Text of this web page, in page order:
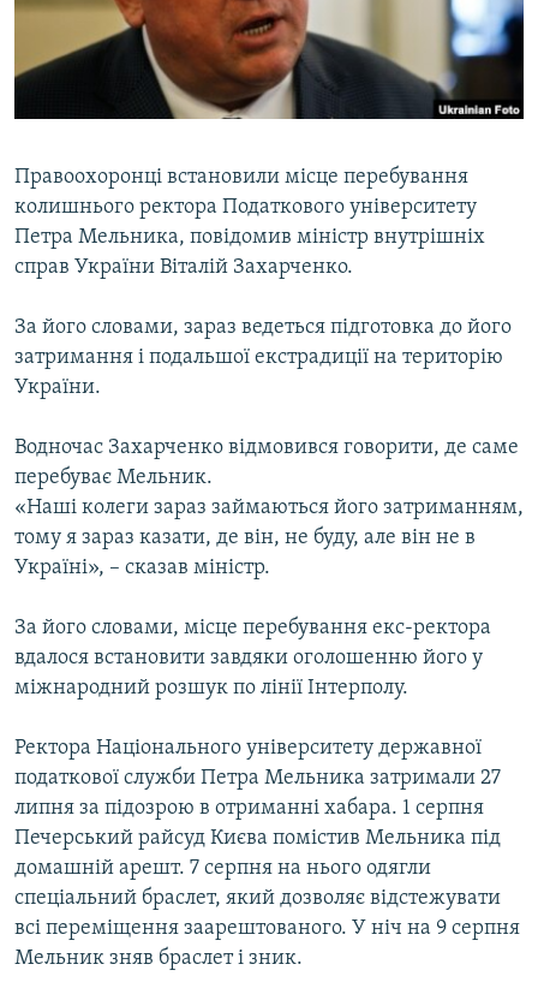
ВІДЕОУРОКИ «ELIFBE»
СВІДЧЕННЯ ОКУПАЦІЇ
УКРАЇНСЬКА ПРОБЛЕМА КРИМУ
Русский
Усі сайти RFE/RL
Правоохоронці встановили місце перебування
колишнього ректора Податкового університету
Петра Мельника, повідомив міністр внутрішніх
справ України Віталій Захарченко.
За його словами, зараз ведеться підготовка до його
затримання і подальшої екстрадиції на територію
України.
Водночас Захарченко відмовився говорити, де саме
перебуває Мельник.
«Наші колеги зараз займаються його затриманням,
тому я зараз казати, де він, не буду, але він не в
Україні», – сказав міністр.
За його словами, місце перебування екс-ректора
вдалося встановити завдяки оголошенню його у
міжнародний розшук по лінії Інтерполу.
Ректора Національного університету державної
податкової служби Петра Мельника затримали 27
липня за підозрою в отриманні хабара. 1 серпня
Печерський райсуд Києва помістив Мельника під
домашній арешт. 7 серпня на нього одягли
спеціальний браслет, який дозволяє відстежувати
всі переміщення заарештованого. У ніч на 9 серпня
Мельник зняв браслет і зник.